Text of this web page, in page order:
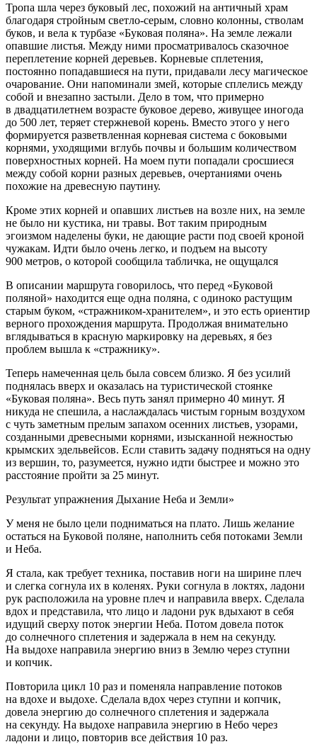
Тропа шла через буковый лес, похожий на античный храм
благодаря стройным светло-серым, словно колонны, стволам
буков, и вела к турбазе «Буковая поляна». На земле лежали
опавшие листья. Между ними просматривалось сказочное
переплетение корней деревьев. Корневые сплетения,
постоянно попадавшиеся на пути, придавали лесу магическое
очарование. Они напоминали змей, которые сплелись между
собой и внезапно застыли. Дело в том, что примерно
в двадцатилетнем возрасте буковое дерево, живущее иногода
до 500 лет, теряет стержневой корень. Вместо этого у него
формируется разветвленная корневая система с боковыми
корнями, уходящими вглубь почвы и большим количеством
поверхностных корней. На моем пути попадали сросшиеся
между собой корни разных деревьев, очертаниями очень
похожие на древесную паутину.
Кроме этих корней и опавших листьев на возле них, на земле
не было ни кустика, ни травы. Вот таким природным
эгоизмом наделены буки, не дающие расти под своей кроной
чужакам. Идти было очень легко, и подъем на высоту
900 метров, о которой сообщила табличка, не ощущался
В описании маршрута говорилось, что перед «Буковой
поляной» находится еще одна поляна, с одиноко растущим
старым буком, «стражником-хранителем», и это есть ориентир
верного прохождения маршрута. Продолжая внимательно
вглядываться в красную маркировку на деревьях, я без
проблем вышла к «стражнику».
Теперь намеченная цель была совсем близко. Я без усилий
поднялась вверх и оказалась на туристической стоянке
«Буковая поляна». Весь путь занял примерно 40 минут. Я
никуда не спешила, а наслаждалась чистым горным воздухом
с чуть заметным прелым запахом осенних листьев, узорами,
созданными древесными корнями, изысканной нежностью
крымских эдельвейсов. Если ставить задачу подняться на одну
из вершин, то, разумеется, нужно идти быстрее и можно это
расстояние пройти за 25 минут.
Результат упражнения Дыхание Неба и Земли»
У меня не было цели подниматься на плато. Лишь желание
остаться на Буковой поляне, наполнить себя потоками Земли
и Неба.
Я стала, как требует техника, поставив ноги на ширине плеч
и слегка согнула их в коленях. Руки согнула в локтях, ладони
рук расположила на уровне плеч и направила вверх. Сделала
вдох и представила, что лицо и ладони рук вдыхают в себя
идущий сверху поток энергии Неба. Потом довела поток
до солнечного сплетения и задержала в нем на секунду.
На выдохе направила энергию вниз в Землю через ступни
и копчик.
Повторила цикл 10 раз и поменяла направление потоков
на вдохе и выдохе. Сделала вдох через ступни и копчик,
довела энергию до солнечного сплетения и задержала
на секунду. На выдохе направила энергию в Небо через
ладони и лицо, повторив все действия 10 раз.